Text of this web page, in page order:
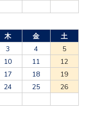
木 金
土
3 4
5
10 11
12
17 18
19
24 25
26